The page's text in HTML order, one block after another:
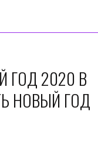
ГОД 2020 В
НОВЫЙ ГОД